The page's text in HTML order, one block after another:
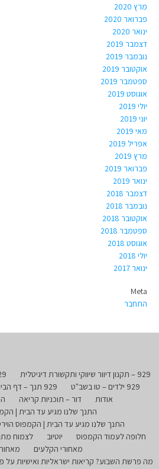
מרץ 2020
פברואר 2020
ינואר 2020
דצמבר 2019
נובמבר 2019
אוקטובר 2019
ספטמבר 2019
אוגוסט 2019
יולי 2019
יוני 2019
מאי 2019
אפריל 2019
מרץ 2019
פברואר 2019
ינואר 2019
דצמבר 2018
נובמבר 2018
אוקטובר 2018
ספטמבר 2018
אוגוסט 2018
יולי 2018
ינואר 2017
Meta
התחבר
929 – תקנון דיוור שיווקי ותקשורת דיגיטלית
929 ילדים – טו בשב"ט
929 תנך – דף הבית
אודות
דור – תוכניות קריאה
התנך שלנו מגיע עד הבית |
התנך שלנו מגיע עד הבית | הקמפוס
חלופה לעמוד הקמפוס
יוטיוב לצמוח
מאחורי הקלעים
מה פרשת השבוע? קריאות ישראליות ואישיות